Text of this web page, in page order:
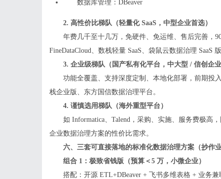
数据库管理：DBeaver
2. 高性价比梯队（轻量化 SaaS，中型企业首选）
年费几千至十几万，免硬件、免运维、售后完善，
FineDataCloud、数栈轻量 SaaS、袋鼠云数据治理 SaaS
3. 企业级梯队（国产私有化平台，中大型 / 信创企
功能全覆盖、支持深度定制、本地化部署，前期投
栈企业版、东方国信数据治理平台。
4. 谨慎选用梯队（海外重型平台）
如 Informatica、Talend，采购、实施、服务费极高
企业数据治理方案的性价比需求。
六、三套可直接落地的标准化数据治理方案（抄作
组合 1：极致省钱版（预算＜5 万，小微企业）
搭配：开源 ETL+DBeaver + 飞书多维表格 + 业务